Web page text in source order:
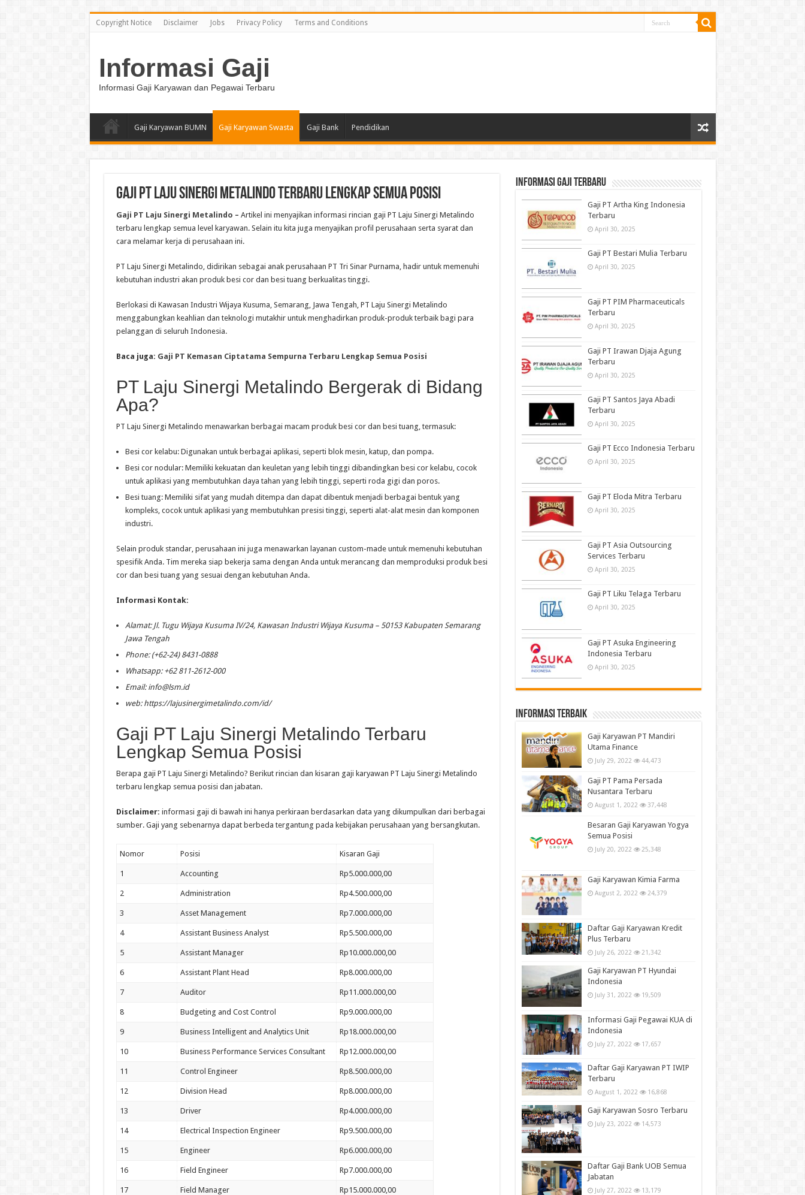
Copyright Notice Disclaimer Jobs Privacy Policy Terms and Conditions
Informasi Gaji
Informasi Gaji Karyawan dan Pegawai Terbaru
Gaji Karyawan BUMN Gaji Karyawan Swasta Gaji Bank Pendidikan
Gaji PT Laju Sinergi Metalindo Terbaru Lengkap Semua Posisi
Gaji PT Laju Sinergi Metalindo – Artikel ini menyajikan informasi rincian gaji PT Laju Sinergi Metalindo
terbaru lengkap semua level karyawan. Selain itu kita juga menyajikan profil perusahaan serta syarat dan
cara melamar kerja di perusahaan ini.
PT Laju Sinergi Metalindo, didirikan sebagai anak perusahaan PT Tri Sinar Purnama, hadir untuk memenuhi
kebutuhan industri akan produk besi cor dan besi tuang berkualitas tinggi.
Berlokasi di Kawasan Industri Wijaya Kusuma, Semarang, Jawa Tengah, PT Laju Sinergi Metalindo
menggabungkan keahlian dan teknologi mutakhir untuk menghadirkan produk-produk terbaik bagi para
pelanggan di seluruh Indonesia.
Baca juga: Gaji PT Kemasan Ciptatama Sempurna Terbaru Lengkap Semua Posisi
PT Laju Sinergi Metalindo Bergerak di Bidang
Apa?
PT Laju Sinergi Metalindo menawarkan berbagai macam produk besi cor dan besi tuang, termasuk:
Besi cor kelabu: Digunakan untuk berbagai aplikasi, seperti blok mesin, katup, dan pompa.
Besi cor nodular: Memiliki kekuatan dan keuletan yang lebih tinggi dibandingkan besi cor kelabu, cocok
untuk aplikasi yang membutuhkan daya tahan yang lebih tinggi, seperti roda gigi dan poros.
Besi tuang: Memiliki sifat yang mudah ditempa dan dapat dibentuk menjadi berbagai bentuk yang
kompleks, cocok untuk aplikasi yang membutuhkan presisi tinggi, seperti alat-alat mesin dan komponen
industri.
Selain produk standar, perusahaan ini juga menawarkan layanan custom-made untuk memenuhi kebutuhan
spesifik Anda. Tim mereka siap bekerja sama dengan Anda untuk merancang dan memproduksi produk besi
cor dan besi tuang yang sesuai dengan kebutuhan Anda.
Informasi Kontak:
Alamat: Jl. Tugu Wijaya Kusuma IV/24, Kawasan Industri Wijaya Kusuma – 50153 Kabupaten Semarang
Jawa Tengah
Phone: (+62-24) 8431-0888
Whatsapp: +62 811-2612-000
Email: info@lsm.id
web: https://lajusinergimetalindo.com/id/
Gaji PT Laju Sinergi Metalindo Terbaru
Lengkap Semua Posisi
Berapa gaji PT Laju Sinergi Metalindo? Berikut rincian dan kisaran gaji karyawan PT Laju Sinergi Metalindo
terbaru lengkap semua posisi dan jabatan.
Disclaimer: informasi gaji di bawah ini hanya perkiraan berdasarkan data yang dikumpulkan dari berbagai
sumber. Gaji yang sebenarnya dapat berbeda tergantung pada kebijakan perusahaan yang bersangkutan.
Nomor Posisi Kisaran Gaji
1 Accounting Rp5.000.000,00
2 Administration Rp4.500.000,00
3 Asset Management Rp7.000.000,00
4 Assistant Business Analyst Rp5.500.000,00
5 Assistant Manager Rp10.000.000,00
6 Assistant Plant Head Rp8.000.000,00
7 Auditor Rp11.000.000,00
8 Budgeting and Cost Control Rp9.000.000,00
9 Business Intelligent and Analytics Unit Rp18.000.000,00
10 Business Performance Services Consultant Rp12.000.000,00
11 Control Engineer Rp8.500.000,00
12 Division Head Rp8.000.000,00
13 Driver Rp4.000.000,00
14 Electrical Inspection Engineer Rp9.500.000,00
15 Engineer Rp6.000.000,00
16 Field Engineer Rp7.000.000,00
17 Field Manager Rp15.000.000,00
informasi gaji terbaru
Gaji PT Artha King Indonesia
Terbaru
April 30, 2025
Gaji PT Bestari Mulia Terbaru
April 30, 2025
Gaji PT PIM Pharmaceuticals
Terbaru
April 30, 2025
Gaji PT Irawan Djaja Agung
Terbaru
April 30, 2025
Gaji PT Santos Jaya Abadi
Terbaru
April 30, 2025
Gaji PT Ecco Indonesia Terbaru
April 30, 2025
Gaji PT Eloda Mitra Terbaru
April 30, 2025
Gaji PT Asia Outsourcing
Services Terbaru
April 30, 2025
Gaji PT Liku Telaga Terbaru
April 30, 2025
Gaji PT Asuka Engineering
Indonesia Terbaru
April 30, 2025
informasi terbaik
Gaji Karyawan PT Mandiri
Utama Finance
July 29, 2022 44,473
Gaji PT Pama Persada
Nusantara Terbaru
August 1, 2022 37,448
Besaran Gaji Karyawan Yogya
Semua Posisi
July 20, 2022 25,348
Gaji Karyawan Kimia Farma
August 2, 2022 24,379
Daftar Gaji Karyawan Kredit
Plus Terbaru
July 26, 2022 21,342
Gaji Karyawan PT Hyundai
Indonesia
July 31, 2022 19,509
Informasi Gaji Pegawai KUA di
Indonesia
July 27, 2022 17,657
Daftar Gaji Karyawan PT IWIP
Terbaru
August 1, 2022 16,868
Gaji Karyawan Sosro Terbaru
July 23, 2022 14,573
Daftar Gaji Bank UOB Semua
Jabatan
July 27, 2022 13,179